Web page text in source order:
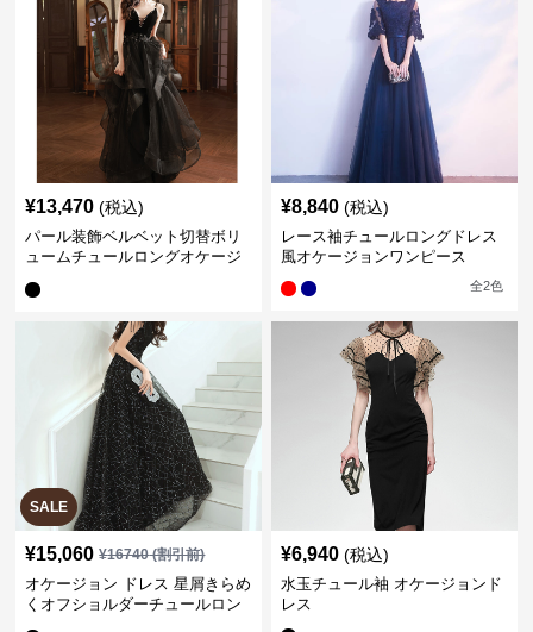
¥13,470 (税込)
パール装飾ベルベット切替ボリ
ュームチュールロングオケージ
¥8,840 (税込)
レース袖チュールロングドレス
風オケージョンワンピース
全2色
SALE
¥15,060 ¥16740(割引前)
オケージョン ドレス 星屑きらめ
くオフショルダーチュールロン
¥6,940 (税込)
水玉チュール袖 オケージョンド
レス